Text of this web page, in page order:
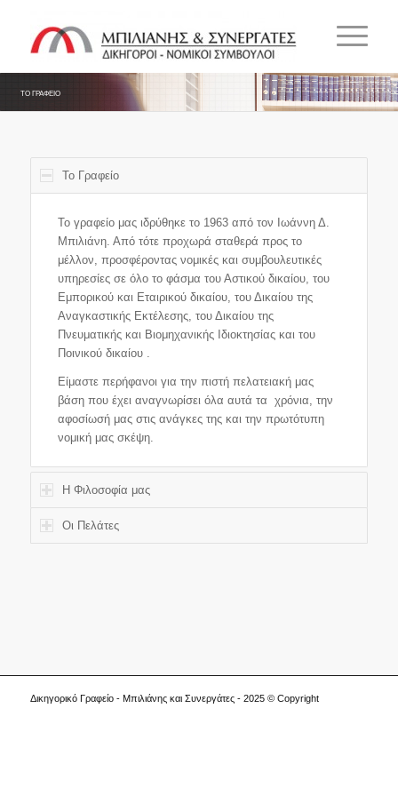
ΤΟ ΓΡΑΦΕΙΟ
Το Γραφείο
Το γραφείο μας ιδρύθηκε το 1963 από τον Ιωάννη Δ.
Μπιλιάνη. Από τότε προχωρά σταθερά προς το
μέλλον, προσφέροντας νομικές και συμβουλευτικές
υπηρεσίες σε όλο το φάσμα του Αστικού δικαίου, του
Εμπορικού και Εταιρικού δικαίου, του Δικαίου της
Αναγκαστικής Εκτέλεσης, του Δικαίου της
Πνευματικής και Βιομηχανικής Ιδιοκτησίας και του
Ποινικού δικαίου .
Είμαστε περήφανοι για την πιστή πελατειακή μας
βάση που έχει αναγνωρίσει όλα αυτά τα χρόνια, την
αφοσίωσή μας στις ανάγκες της και την πρωτότυπη
νομική μας σκέψη.
Η Φιλοσοφία μας
Οι Πελάτες
Δικηγορικό Γραφείο - Μπιλιάνης και Συνεργάτες - 2025 © Copyright